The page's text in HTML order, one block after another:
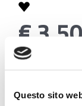
Questo sito
€ 3,50
Codice:
Analisi di casi